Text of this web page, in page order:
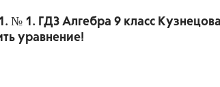
№ 1. ГДЗ Алгебра 9 класс
уравнение!